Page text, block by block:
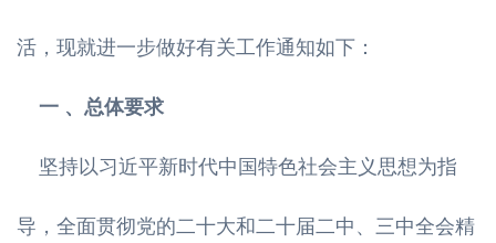
活，现就进一步做好有关工作通知如下：
一 、总体要求
坚持以习近平新时代中国特色社会主义思想为指
导，全面贯彻党的二十大和二十届二中、三中全会精